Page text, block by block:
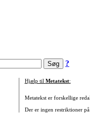
?
Hjælp til Metatekst:
Metatekst er forskellige
Der er ingen restriktioner